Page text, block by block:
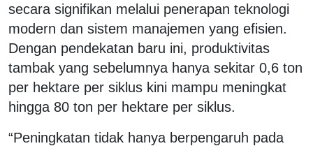
secara signifikan melalui penerapan teknologi
modern dan sistem manajemen yang efisien.
Dengan pendekatan baru ini, produktivitas
tambak yang sebelumnya hanya sekitar 0,6 ton
per hektare per siklus kini mampu meningkat
hingga 80 ton per hektare per siklus.
“Peningkatan tidak hanya berpengaruh pada